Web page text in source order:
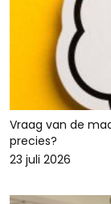
Vraag van de
precies?
23 juli 2026